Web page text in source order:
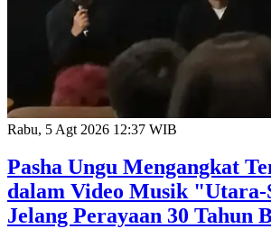
Rabu, 5 Agt 2026 12:37 WIB
Pasha Ungu Mengangkat
dalam Video Musik "Utara-
Jelang Perayaan 30 Tahun